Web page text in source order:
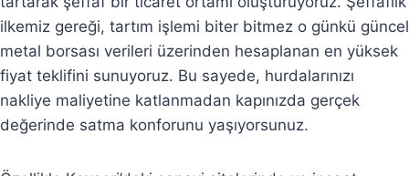
ilkemiz gereği, tartım işlemi biter bitmez o günkü güncel
metal borsası verileri üzerinden hesaplanan en yüksek
fiyat teklifini sunuyoruz. Bu sayede, hurdalarınızı
nakliye maliyetine katlanmadan kapınızda gerçek
değerinde satma konforunu yaşıyorsunuz.